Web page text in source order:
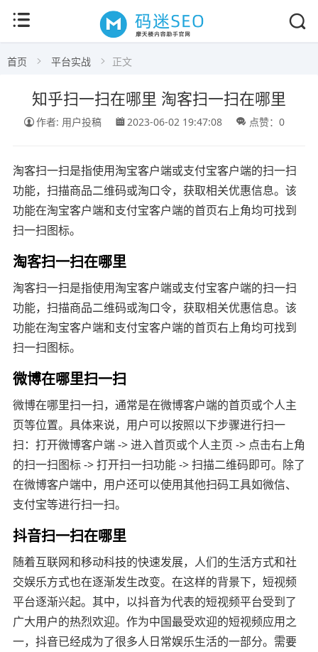
首页 平台实战 正文
知乎扫一扫在哪里 淘客扫一扫在哪里
作者: 用户投稿 2023-06-02 19:47:08 点赞：0
淘客扫一扫是指使用淘宝客户端或支付宝客户端的扫一扫
功能，扫描商品二维码或淘口令，获取相关优惠信息。该
功能在淘宝客户端和支付宝客户端的首页右上角均可找到
扫一扫图标。
淘客扫一扫在哪里
淘客扫一扫是指使用淘宝客户端或支付宝客户端的扫一扫
功能，扫描商品二维码或淘口令，获取相关优惠信息。该
功能在淘宝客户端和支付宝客户端的首页右上角均可找到
扫一扫图标。
微博在哪里扫一扫
微博在哪里扫一扫，通常是在微博客户端的首页或个人主
页等位置。具体来说，用户可以按照以下步骤进行扫一
扫：打开微博客户端 -> 进入首页或个人主页 -> 点击右上角
的扫一扫图标 -> 打开扫一扫功能 -> 扫描二维码即可。除了
在微博客户端中，用户还可以使用其他扫码工具如微信、
支付宝等进行扫一扫。
抖音扫一扫在哪里
随着互联网和移动科技的快速发展，人们的生活方式和社
交娱乐方式也在逐渐发生改变。在这样的背景下，短视频
平台逐渐兴起。其中，以抖音为代表的短视频平台受到了
广大用户的热烈欢迎。作为中国最受欢迎的短视频应用之
一，抖音已经成为了很多人日常娱乐生活的一部分。需要